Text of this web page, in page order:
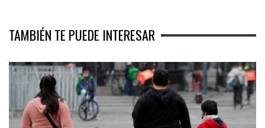
TAMBIÉN TE PUEDE INTERESAR